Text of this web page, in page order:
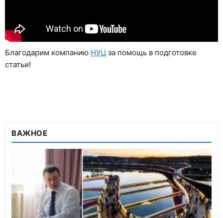
Благодарим компанию НУЦ за помощь в подготовке
статьи!
ВАЖНОЕ